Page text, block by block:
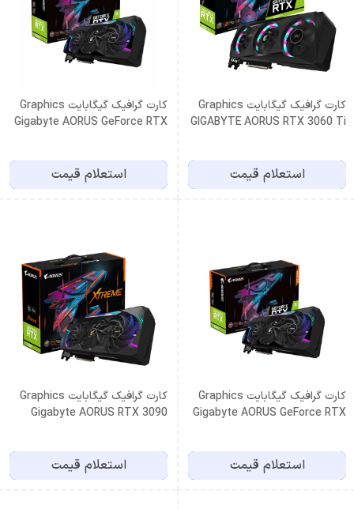
کارت گرافیک گیگابایت Graphics
GIGABYTE AORUS RTX 3060 Ti
استعلام قیمت
کارت گرافیک گیگابایت Graphics
Gigabyte AORUS GeForce RTX
استعلام قیمت
کارت گرافیک گیگابایت Graphics
Gigabyte AORUS GeForce RTX
استعلام قیمت
کارت گرافیک گیگابایت Graphics
Gigabyte AORUS RTX 3090
استعلام قیمت